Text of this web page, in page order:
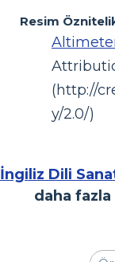
Resim
(http://
y/2.0/)
İngiliz Dili
daha